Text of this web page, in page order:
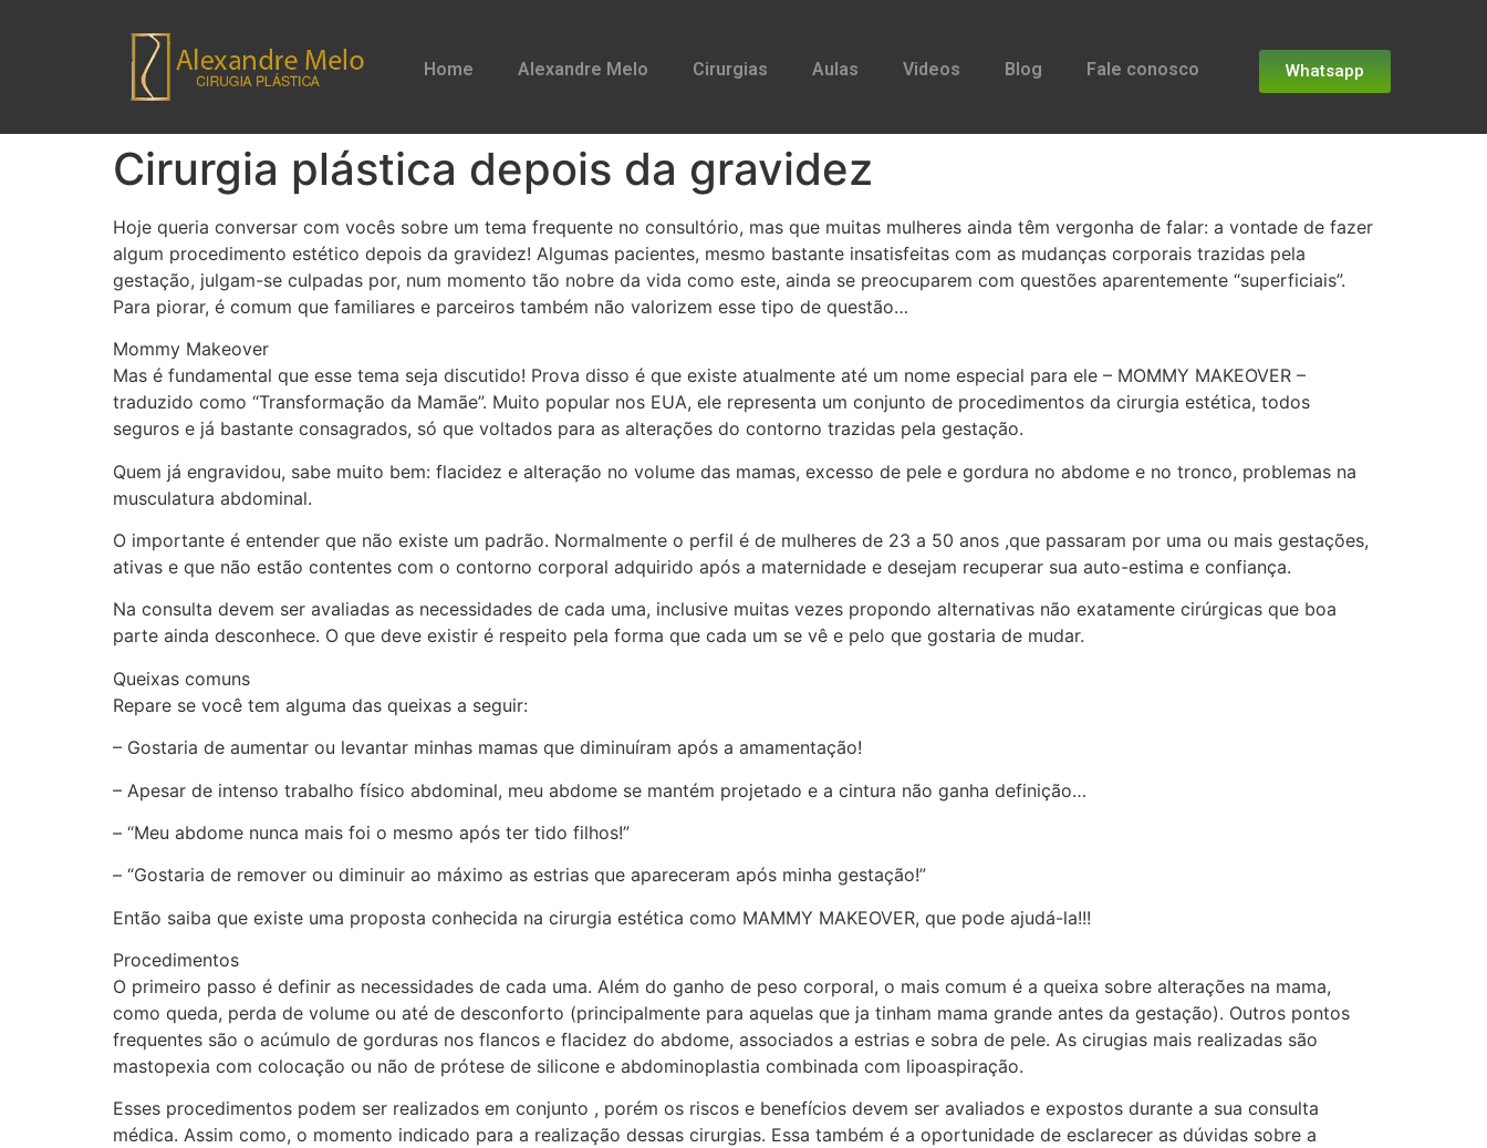
Home Alexandre Melo Cirurgias Aulas Videos Blog Fale conosco Whatsapp
Cirurgia plástica depois da gravidez
Hoje queria conversar com vocês sobre um tema frequente no consultório, mas que muitas mulheres ainda têm vergonha de falar: a vontade de fazer
algum procedimento estético depois da gravidez! Algumas pacientes, mesmo bastante insatisfeitas com as mudanças corporais trazidas pela
gestação, julgam-se culpadas por, num momento tão nobre da vida como este, ainda se preocuparem com questões aparentemente “superficiais”.
Para piorar, é comum que familiares e parceiros também não valorizem esse tipo de questão…
Mommy Makeover
Mas é fundamental que esse tema seja discutido! Prova disso é que existe atualmente até um nome especial para ele – MOMMY MAKEOVER –
traduzido como “Transformação da Mamãe”. Muito popular nos EUA, ele representa um conjunto de procedimentos da cirurgia estética, todos
seguros e já bastante consagrados, só que voltados para as alterações do contorno trazidas pela gestação.
Quem já engravidou, sabe muito bem: flacidez e alteração no volume das mamas, excesso de pele e gordura no abdome e no tronco, problemas na
musculatura abdominal.
O importante é entender que não existe um padrão. Normalmente o perfil é de mulheres de 23 a 50 anos ,que passaram por uma ou mais gestações,
ativas e que não estão contentes com o contorno corporal adquirido após a maternidade e desejam recuperar sua auto-estima e confiança.
Na consulta devem ser avaliadas as necessidades de cada uma, inclusive muitas vezes propondo alternativas não exatamente cirúrgicas que boa
parte ainda desconhece. O que deve existir é respeito pela forma que cada um se vê e pelo que gostaria de mudar.
Queixas comuns
Repare se você tem alguma das queixas a seguir:
– Gostaria de aumentar ou levantar minhas mamas que diminuíram após a amamentação!
– Apesar de intenso trabalho físico abdominal, meu abdome se mantém projetado e a cintura não ganha definição…
– “Meu abdome nunca mais foi o mesmo após ter tido filhos!”
– “Gostaria de remover ou diminuir ao máximo as estrias que apareceram após minha gestação!”
Então saiba que existe uma proposta conhecida na cirurgia estética como MAMMY MAKEOVER, que pode ajudá-la!!!
Procedimentos
O primeiro passo é definir as necessidades de cada uma. Além do ganho de peso corporal, o mais comum é a queixa sobre alterações na mama,
como queda, perda de volume ou até de desconforto (principalmente para aquelas que ja tinham mama grande antes da gestação). Outros pontos
frequentes são o acúmulo de gorduras nos flancos e flacidez do abdome, associados a estrias e sobra de pele. As cirugias mais realizadas são
mastopexia com colocação ou não de prótese de silicone e abdominoplastia combinada com lipoaspiração.
Esses procedimentos podem ser realizados em conjunto , porém os riscos e benefícios devem ser avaliados e expostos durante a sua consulta
médica. Assim como, o momento indicado para a realização dessas cirurgias. Essa também é a oportunidade de esclarecer as dúvidas sobre a